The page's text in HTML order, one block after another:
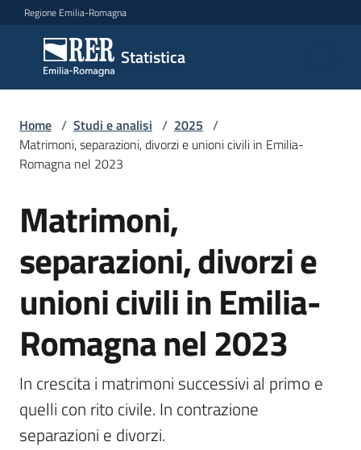
Vai al contenuto
Vai alla navigazione
Vai al footer
Regione Emilia-Romagna
Statistica
Statistica
Novità
Studi
e
analisi
Menu selezionato
Statistiche
per
temi
Metadati
Home / Studi e analisi / 2025 /
Matrimoni, separazioni, divorzi e unioni civili in Emilia-
Romagna nel 2023
Salta al contenuto
Matrimoni,
separazioni, divorzi e
unioni civili in Emilia-
Romagna nel 2023
In crescita i matrimoni successivi al primo e
quelli con rito civile. In contrazione
separazioni e divorzi.